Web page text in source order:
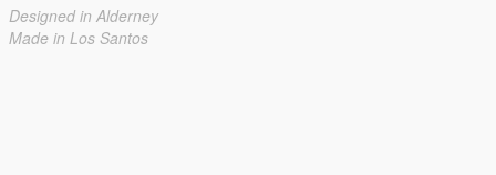
Designed in Alderney
Made in Los Santos